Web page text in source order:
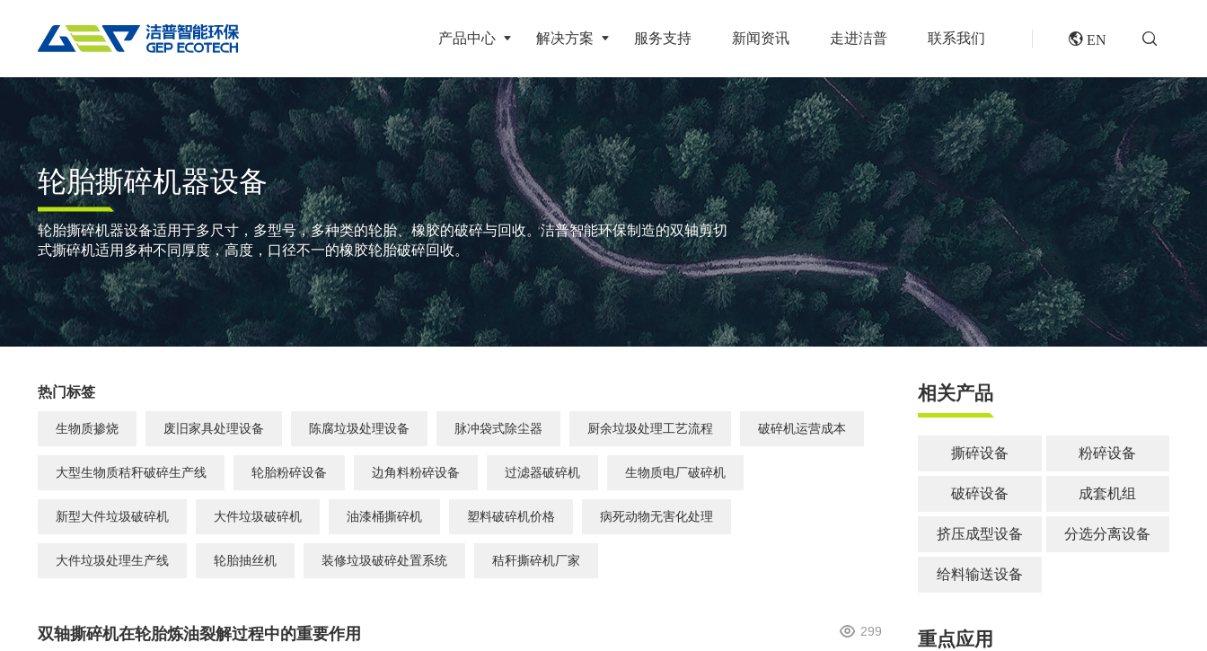
产品中心
撕碎设备
双轴撕碎机
单轴撕碎机
四轴撕碎机
液压粗碎机
垃圾破袋机
粉碎设备
环锤式粉碎机
鼓式粉碎机
轮胎钢丝分离机
通用型粉碎机
破碎设备
反击式破碎机
颚式破碎机
圆锥破碎机
立轴冲击式破碎机
重型锤式破碎机
挤压成型设备
RDF成型机
生物质颗粒机
液压打包机
成套机组
封闭式破碎系统
废轮胎热解系统
橡胶破胶机组
分选分离设备
风选机
滚筒筛
涡电流分选机
脉冲除尘器
解决方案
重点应用
RDF/SRF燃料制备系统
大件垃圾资源化系统
工业垃圾资源化系统
生物质资源化系统
生活垃圾资源化系统
危险废物资源化系统
废旧轮胎资源化系统
物料方案
陈腐垃圾 废电池
风电叶片 废旧电缆
废纸 金属废料
废桶 硬盘
报废汽车 废旧橡胶
瓜秧/蔬菜秧 菌棒
客户案例
江苏地区年产10万吨废纺替代燃料生产线
北京某再生资源分拣中心项目
江西大件垃圾资源化处置项目
浙江工业固废RDF燃料生产线
山东生物质颗粒燃料技改项目
新疆危废油泥塑料袋破碎处置项目
专题报道
风电叶片回收处理方案及核心设备
垃圾衍生燃料RDF/SRF生产线系统
再生资源绿色分拣中心的建设规划和设备选择
水泥窑协同处置固废预处理系统
废旧纺织品做替代燃料的设备和工艺选择
郑州市中原区生活垃圾分拣中心项目
服务支持 新闻资讯 走进洁普 联系我们  EN
热门搜索: 垃圾撕碎机 RDF生产线 工业垃圾破碎机
轮胎撕碎机器设备
轮胎撕碎机器设备适用于多尺寸，多型号，多种类的轮胎、橡胶的破碎与回收。洁普智能环保制造的双轴剪切
式撕碎机适用多种不同厚度，高度，口径不一的橡胶轮胎破碎回收。
热门标签
生物质掺烧 废旧家具处理设备 陈腐垃圾处理设备 脉冲袋式除尘器 厨余垃圾处理工艺流程 破碎机运营成本
大型生物质秸秆破碎生产线 轮胎粉碎设备 边角料粉碎设备 过滤器破碎机 生物质电厂破碎机
新型大件垃圾破碎机 大件垃圾破碎机 油漆桶撕碎机 塑料破碎机价格 病死动物无害化处理
大件垃圾处理生产线 轮胎抽丝机 装修垃圾破碎处置系统 秸秆撕碎机厂家
双轴撕碎机在轮胎炼油裂解过程中的重要作用 299
相关产品
撕碎设备 粉碎设备
破碎设备 成套机组
挤压成型设备 分选分离设备
给料输送设备
重点应用